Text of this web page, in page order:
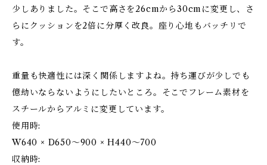
少しありました。そこで高さを26cmから30cmに変更し、さ
らにクッションを2倍に分厚く改良。座り心地もバッチリで
す。
重量も快適性には深く関係しますよね。持ち運びが少しでも
億劫いならないようにしたいところ。そこでフレーム素材を
スチールからアルミに変更しています。
使用時:
W640 × D650～900 × H440～700
収納時: